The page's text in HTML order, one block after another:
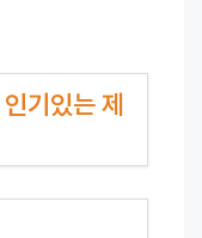
기있는 제